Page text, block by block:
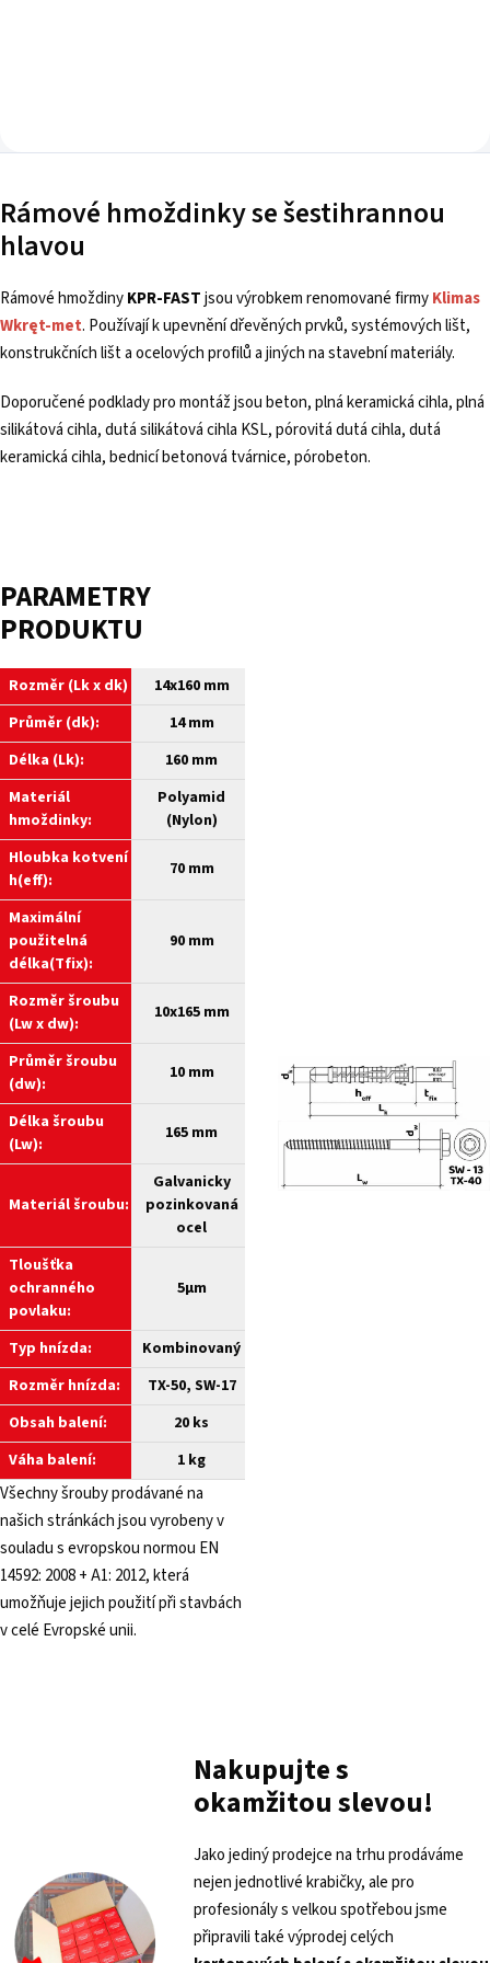
Rámové hmoždinky se šestihrannou
hlavou
Rámové hmoždinyKPR-FASTjsou výrobkem renomované firmyKlimas
Wkręt-met. Používají k upevnění dřevěných prvků, systémových lišt,
konstrukčních lišt a ocelových profilů a jiných na stavební materiály.
Doporučené podklady pro montáž jsou beton, plná keramická cihla, plná
silikátová cihla, dutá silikátová cihla KSL, pórovitá dutá cihla, dutá
keramická cihla, bednicí betonová tvárnice, pórobeton.
PARAMETRY
PRODUKTU
Rozměr (Lk x dk)
14x160 mm
Průměr (dk):
14 mm
Délka (Lk):
160 mm
Materiál
hmoždinky:
Polyamid
(Nylon)
Hloubka kotvení
h(eff):
70 mm
Maximální
použitelná
délka(Tfix):
90 mm
Rozměr šroubu
(Lw x dw):
10x165 mm
Průměr šroubu
(dw):
10 mm
Délka šroubu
(Lw):
165 mm
Materiál šroubu:
Galvanicky
pozinkovaná
ocel
Tloušťka
ochranného
povlaku:
5µm
Typ hnízda:
Kombinovaný
Rozměr hnízda:
TX-50, SW-17
Obsah balení:
20 ks
Váha balení:
1 kg
Všechny šrouby prodávané na
našich stránkách jsou vyrobeny v
souladu s evropskou normou EN
14592: 2008 + A1: 2012, která
umožňuje jejich použití při stavbách
v celé Evropské unii.
Nakupujte s
okamžitou slevou!
Jako jediný prodejce na trhu prodáváme
nejen jednotlivé krabičky, ale pro
profesionály s velkou spotřebou jsme
připravili také výprodej celých